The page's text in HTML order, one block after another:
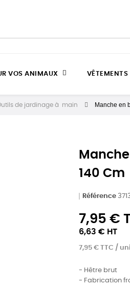
VOS ANIMAUX VÊTEMENTS
de jardinage à main Manche en
140 Cm
Référence
7,95 €
6,63 € HT
7,95 € TTC /
- Hêtre brut
- Fabrication